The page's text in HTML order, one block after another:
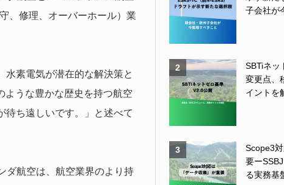
、修理、オーバーホール）業
素電気が潜在的な解決策と
ような豊かな歴史を持つ航空
待ち遠しいです。」と述べて
ダ航空は、航空業界のより持
子会社が
2
SBTiネッ
変更点、
イントを
3
Scope3
要ー
る実務基